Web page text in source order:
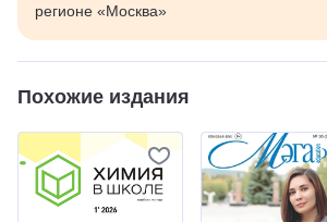
регионе «Москва»
Похожие издания